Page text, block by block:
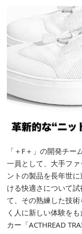
「＋F＋」の開発チ
一員として、大手フ
ントの製品を長年世
ける快適さについて
て、その熟練した技
く人に新しい体験を
カー「ACTHREAD